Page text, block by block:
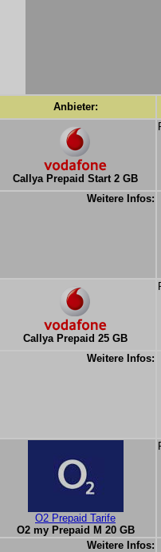
Anbieter:
Callya Prepaid Start 2 GB
Weitere Infos:
Callya Prepaid 25 GB
Weitere Infos:
O2 Prepaid Tarife
O2 my Prepaid M 20 GB
Weitere Infos: